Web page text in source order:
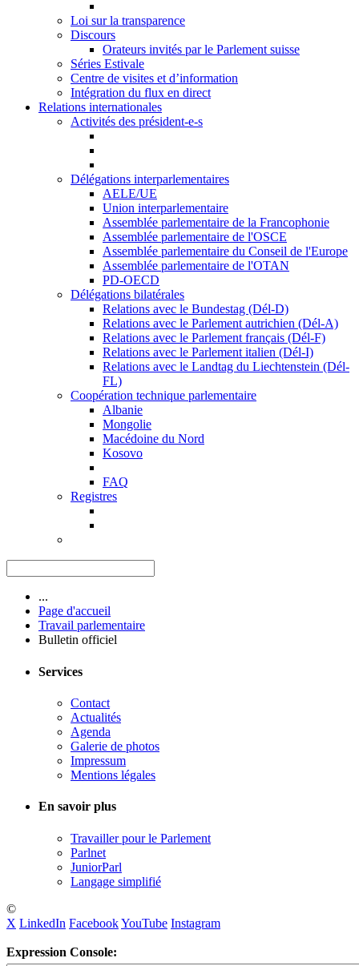
Loi sur la transparence
Discours
Orateurs invités par le Parlement suisse
Séries Estivale
Centre de visites et d’information
Intégration du flux en direct
Relations internationales
Activités des président-e-s
Délégations interparlementaires
AELE/UE
Union interparlementaire
Assemblée parlementaire de la Francophonie
Assemblée parlementaire de l'OSCE
Assemblée parlementaire du Conseil de l'Europe
Assemblée parlementaire de l'OTAN
PD-OECD
Délégations bilatérales
Relations avec le Bundestag (Dél-D)
Relations avec le Parlement autrichien (Dél-A)
Relations avec le Parlement français (Dél-F)
Relations avec le Parlement italien (Dél-I)
Relations avec le Landtag du Liechtenstein (Dél-
FL)
Coopération technique parlementaire
Albanie
Mongolie
Macédoine du Nord
Kosovo
FAQ
Registres
...
Page d'accueil
Travail parlementaire
Bulletin officiel
Services
Contact
Actualités
Agenda
Galerie de photos
Impressum
Mentions légales
En savoir plus
Travailler pour le Parlement
Parlnet
JuniorParl
Langage simplifié
©
X LinkedIn FacebookYouTube Instagram
Expression Console: